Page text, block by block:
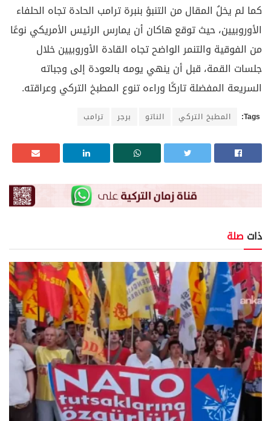
كما لم يخلُ المقال من التنبؤ بنبرة ترامب الحادة تجاه الحلفاء
الأوروبيين، حيث توقع هاكان أن يمارس الرئيس الأمريكي نوعًا
من الفوقية والتنمر الواضح تجاه القادة الأوروبيين خلال
جلسات القمة، قبل أن ينهي يومه بالعودة إلى وجباته
السريعة المفضلة تاركًا وراءه تنوع المطبخ التركي وعراقته.
Tags: المطبخ التركي الناتو برجر ترامب
ذات صلة